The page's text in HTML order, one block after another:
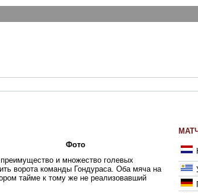
Фото
и множество голевых
ворота команды Гондураса. Оба мяча на
тайме к тому же не реализовавший